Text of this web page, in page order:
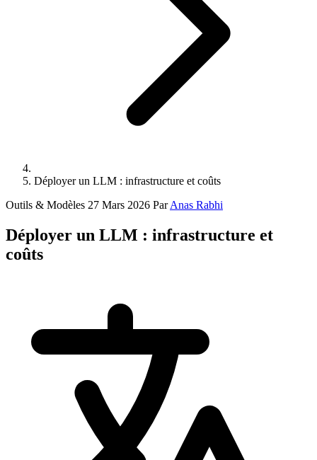
Déployer un LLM : infrastructure et coûts
Outils & Modèles 27 Mars 2026 ParAnas Rabhi
Déployer un LLM : infrastructure et
coûts